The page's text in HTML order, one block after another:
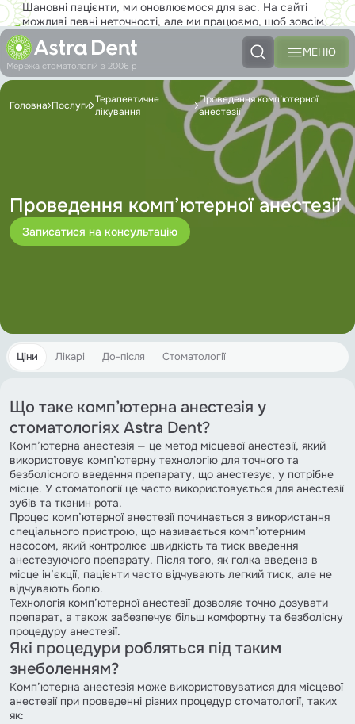
Шановні пацієнти, ми оновлюємося для вас. На сайті
можливі певні неточності, але ми працюємо, щоб зовсім
скоро ви з задоволенням користувалися новим сайтом на
повну!
Мережа стоматологій з 2006 р
МЕНЮ
Головна Послуги Терапевтичне
лікування
Проведення комп’ютерної
анестезії
Проведення комп’ютерної анестезії
Записатися на консультацію
Цiни Лікарі До-після Стоматології
Що таке комп’ютерна анестезія у
стоматологіях Astra Dent?
Комп’ютерна анестезія — це метод місцевої анестезії, який
використовує комп’ютерну технологію для точного та
безболісного введення препарату, що анестезує, у потрібне
місце. У стоматології це часто використовується для анестезії
зубів та тканин рота.
Процес комп’ютерної анестезії починається з використання
спеціального пристрою, що називається комп’ютерним
насосом, який контролює швидкість та тиск введення
анестезуючого препарату. Після того, як голка введена в
місце ін’єкції, пацієнти часто відчувають легкий тиск, але не
відчувають болю.
Технологія комп’ютерної анестезії дозволяє точно дозувати
препарат, а також забезпечує більш комфортну та безболісну
процедуру анестезії.
Які процедури робляться під таким
знеболенням?
Комп’ютерна анестезія може використовуватися для місцевої
анестезії при проведенні різних процедур стоматології, таких
як: